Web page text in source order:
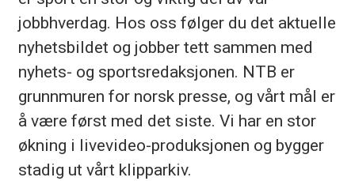
jobbhverdag. Hos oss følger du det aktuelle
nyhetsbildet og jobber tett sammen med
nyhets- og sportsredaksjonen. NTB er
grunnmuren for norsk presse, og vårt mål er
å være først med det siste. Vi har en stor
økning i livevideo-produksjonen og bygger
stadig ut vårt klipparkiv.